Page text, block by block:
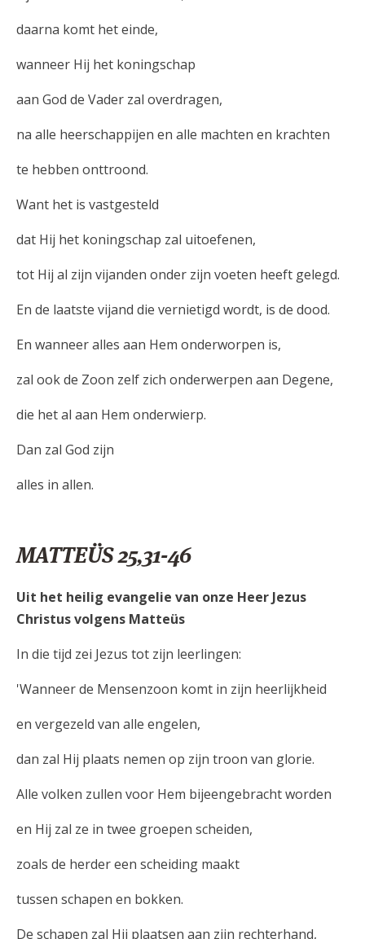
daarna komt het einde,
wanneer Hij het koningschap
aan God de Vader zal overdragen,
na alle heerschappijen en alle machten en krachten
te hebben onttroond.
Want het is vastgesteld
dat Hij het koningschap zal uitoefenen,
tot Hij al zijn vijanden onder zijn voeten heeft gelegd.
En de laatste vijand die vernietigd wordt, is de dood.
En wanneer alles aan Hem onderworpen is,
zal ook de Zoon zelf zich onderwerpen aan Degene,
die het al aan Hem onderwierp.
Dan zal God zijn
alles in allen.
MATTEÜS 25,31-46
Uit het heilig evangelie van onze Heer Jezus
Christus volgens Matteüs
In die tijd zei Jezus tot zijn leerlingen:
'Wanneer de Mensenzoon komt in zijn heerlijkheid
en vergezeld van alle engelen,
dan zal Hij plaats nemen op zijn troon van glorie.
Alle volken zullen voor Hem bijeengebracht worden
en Hij zal ze in twee groepen scheiden,
zoals de herder een scheiding maakt
tussen schapen en bokken.
De schapen zal Hij plaatsen aan zijn rechterhand,